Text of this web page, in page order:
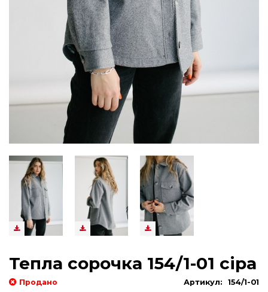
Тепла сорочка 154/1-01 сіра
Продано Артикул: 154/1-01